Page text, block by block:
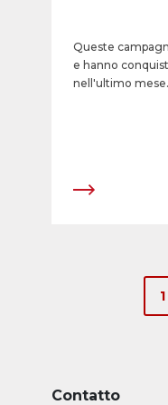
Queste
e hanno
nell'ultimo mese.
Contatto